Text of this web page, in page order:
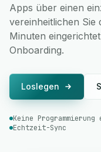
Apps über einen
vereinheitlichen Sie
Minuten
Onboarding.
Loslegen
Keine
Echtzeit-Sync